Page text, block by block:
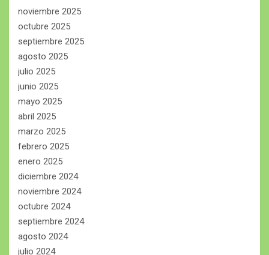
noviembre 2025
octubre 2025
septiembre 2025
agosto 2025
julio 2025
junio 2025
mayo 2025
abril 2025
marzo 2025
febrero 2025
enero 2025
diciembre 2024
noviembre 2024
octubre 2024
septiembre 2024
agosto 2024
julio 2024